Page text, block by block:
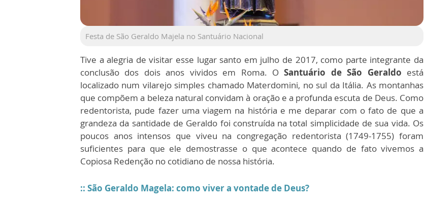
Festa de São Geraldo Majela no Santuário Nacional
Tive a alegria de visitar esse lugar santo em julho de 2017, como parte integrante da
conclusão dos dois anos vividos em Roma. OSantuário de São Geraldo está
localizado num vilarejo simples chamado Materdomini, no sul da Itália. As montanhas
que compõem a beleza natural convidam à oração e a profunda escuta de Deus. Como
redentorista, pude fazer uma viagem na história e me deparar com o fato de que a
grandeza da santidade de Geraldo foi construída na total simplicidade de sua vida. Os
poucos anos intensos que viveu na congregação redentorista (1749-1755) foram
suficientes para que ele demostrasse o que acontece quando de fato vivemos a
Copiosa Redenção no cotidiano de nossa história.
:: São Geraldo Magela: como viver a vontade de Deus?